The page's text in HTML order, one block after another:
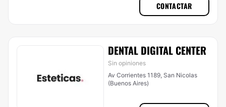
CONTACTAR
DENTAL DIGITAL CENTER
Sin opiniones
Av Corrientes 1189, San Nicolas
(Buenos Aires)